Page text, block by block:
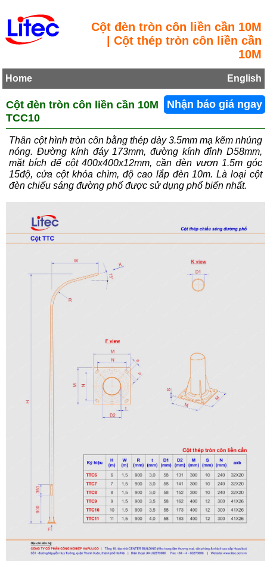
Cột đèn tròn côn liền cần 10M
| Cột thép tròn côn liền cần
10M
Home English
Nhận báo giá ngay
Cột đèn tròn côn liền cần 10M
TCC10
Thân cột hình tròn côn bằng thép dày 3.5mm mạ kẽm nhúng
nóng. Đường kính đáy 173mm, đường kính đỉnh D58mm,
mặt bích đế cột 400x400x12mm, cần đèn vươn 1.5m góc
15độ, cửa cột khóa chìm, độ cao lắp đèn 10m. Là loại cột
đèn chiếu sáng đường phố được sử dụng phổ biến nhất.